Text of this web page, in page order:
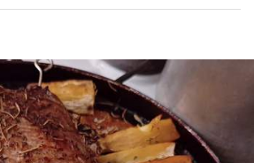
con el sabor. Suele servirse fría,